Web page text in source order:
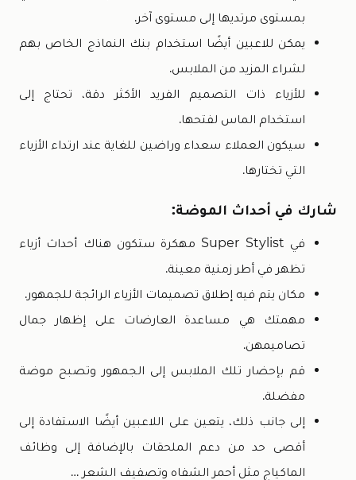
بمستوى مرتديها إلى مستوى آخر.
يمكن للاعبين أيضًا استخدام بنك النماذج الخاص بهم
لشراء المزيد من الملابس.
للأزياء ذات التصميم الفريد الأكثر دقة، تحتاج إلى
استخدام الماس لفتحها.
سيكون العملاء سعداء وراضين للغاية عند ارتداء الأزياء
التي تختارها.
شارك في أحداث الموضة:
في Super Stylist مهكرة ستكون هناك أحداث أزياء
تظهر في أطر زمنية معينة.
مكان يتم فيه إطلاق تصميمات الأزياء الرائجة للجمهور.
مهمتك هي مساعدة العارضات على إظهار جمال
تصاميمهن.
قم بإحضار تلك الملابس إلى الجمهور وتصبح موضة
مفضلة.
إلى جانب ذلك، يتعين على اللاعبين أيضًا الاستفادة إلى
أقصى حد من دعم الملحقات بالإضافة إلى وظائف
الماكياج مثل أحمر الشفاه وتصفيف الشعر …